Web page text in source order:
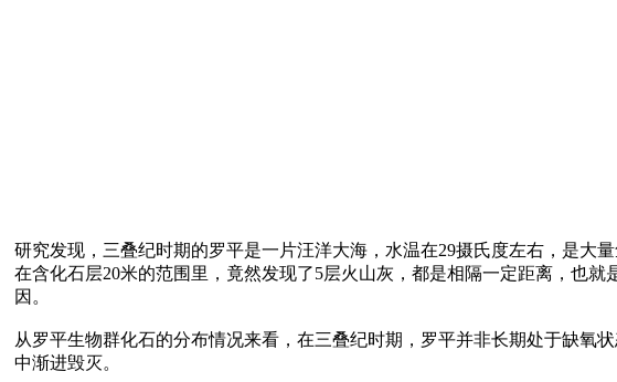
研究发现，三叠纪时期的罗平是一片汪洋大海，水温在29摄氏度左右，是大
在含化石层20米的范围里，竟然发现了5层火山灰，都是相隔一定距离，也
因。
从罗平生物群化石的分布情况来看，在三叠纪时期，罗平并非长期处于缺氧
中渐进毁灭。